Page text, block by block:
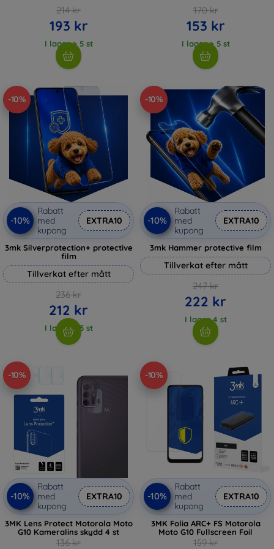
214 kr
193 kr
I lager > 5 st
170 kr
153 kr
I lager > 5 st
-10%
-10%
Rabatt
med
kupong
EXTRA10
3mk Silverprotection+ protective
film
Tillverkat efter mått
236 kr
212 kr
I lager > 5 st
-10%
-10%
Rabatt
med
kupong
EXTRA10
3mk Hammer protective film
Tillverkat efter mått
247 kr
222 kr
I lager 4 st
-10%
-10%
Rabatt
med
kupong
EXTRA10
3MK Lens Protect Motorola Moto
G10 Kameralins skydd 4 st
136 kr
-10%
-10%
Rabatt
med
kupong
EXTRA10
3MK Folia ARC+ FS Motorola
Moto G10 Fullscreen Foil
159 kr